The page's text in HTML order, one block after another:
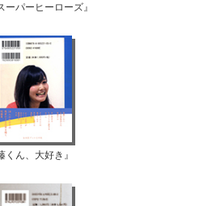
パーヒーローズ』
ん、大好き』